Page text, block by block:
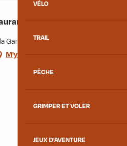
VÉLO
TRAIL
PÊCHE
GRIMPER ET VOLER
JEUX D'AVENTURE
Gare, 73220 Épierre
M'y rendre